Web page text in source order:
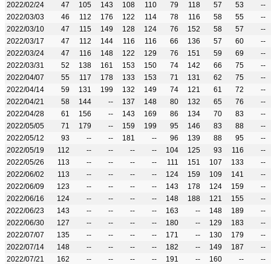
2022/02/24
47 105 143 108 110 79 118 57 53
--
2022/03/03
46 112 176 122 114 78 116 58 55
--
2022/03/10
47 115 149 128 124 76 152 58 57
--
2022/03/17
47 112 144 116 116 66 136 57 60
--
2022/03/24
47 116 148 122 129 76 151 59 69
--
2022/03/31
52 138 161 153 150 74 142 66 75
--
2022/04/07
55 117 178 133 153 71 131 62 75
--
2022/04/14
59 131 199 132 149 74 121 61 72
--
2022/04/21
58 144 -- 137 148 80 132 65 76
--
2022/04/28
61 156 -- 143 169 86 134 70 83
--
2022/05/05
71 179 -- 159 199 95 146 83 88
--
2022/05/12
93 -- -- 181 -- 96 139 88 95
--
2022/05/19
112 -- -- -- -- 104 125 93 116
--
2022/05/26
113 -- -- -- -- 111 151 107 133
--
2022/06/02
113 -- -- -- -- 124 159 109 141
--
2022/06/09
123 -- -- -- -- 143 178 124 159
--
2022/06/16
124 -- -- -- -- 148 188 121 155
--
2022/06/23
143 -- -- -- -- 163 -- 148 189
--
2022/06/30
127 -- -- -- -- 180 -- 129 183
--
2022/07/07
135 -- -- -- -- 171 -- 130 179
--
2022/07/14
148 -- -- -- -- 182 -- 149 187
--
2022/07/21
162 -- -- -- -- 191 -- 160 --
--